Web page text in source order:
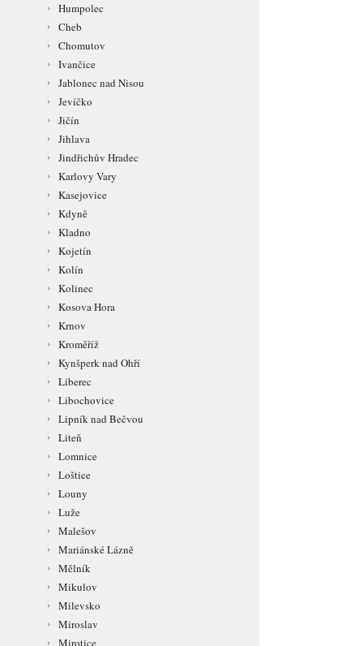
Humpolec
Cheb
Chomutov
Ivančice
Jablonec nad Nisou
Jevíčko
Jičín
Jihlava
Jindřichův Hradec
Karlovy Vary
Kasejovice
Kdyně
Kladno
Kojetín
Kolín
Kolinec
Kosova Hora
Krnov
Kroměříž
Kynšperk nad Ohří
Liberec
Libochovice
Lipník nad Bečvou
Liteň
Lomnice
Loštice
Louny
Luže
Malešov
Mariánské Lázně
Mělník
Mikulov
Milevsko
Miroslav
Mirotice